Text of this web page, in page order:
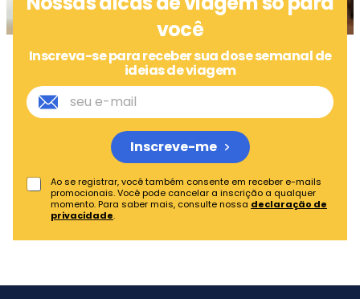
você
Inscreva-se para receber sua dose semanal de
ideias de viagem
Ao se registrar, você também consente em receber e-mails
promocionais. Você pode cancelar a inscrição a qualquer
momento. Para saber mais, consulte nossa declaração de
privacidade.
Inscreve-me